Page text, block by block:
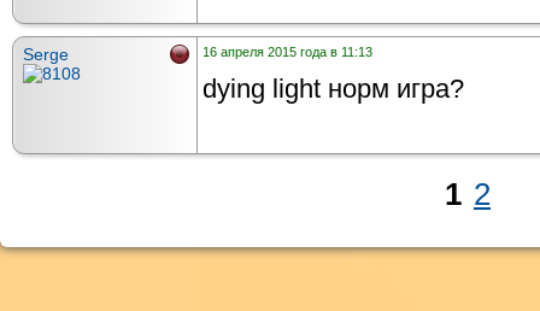
Serge 16 апреля 2015 года в 11:13
dying light норм игра?
1 2